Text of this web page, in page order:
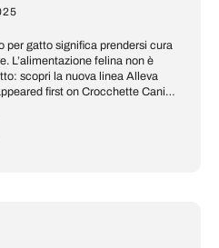
per gatto significa prendersi cura
L’alimentazione felina non è
scopri la nuova linea Alleva
first on Crocchette Cani e